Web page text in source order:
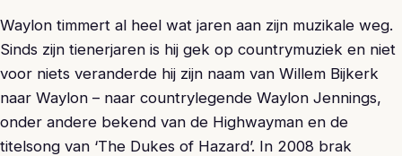
Waylon timmert al heel wat jaren aan zijn muzikale weg.
Sinds zijn tienerjaren is hij gek op countrymuziek en niet
voor niets veranderde hij zijn naam van Willem Bijkerk
naar Waylon – naar countrylegende Waylon Jennings,
onder andere bekend van de Highwayman en de
titelsong van ‘The Dukes of Hazard’. In 2008 brak